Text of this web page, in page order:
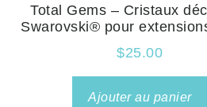
Total Gems – Cristaux
Swarovski® pour
$25.00
Ajouter au panier